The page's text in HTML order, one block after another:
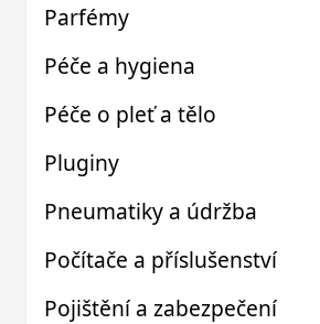
Parfémy
Péče a hygiena
Péče o pleť a tělo
Pluginy
Pneumatiky a údržba
Počítače a příslušenství
Pojištění a zabezpečení